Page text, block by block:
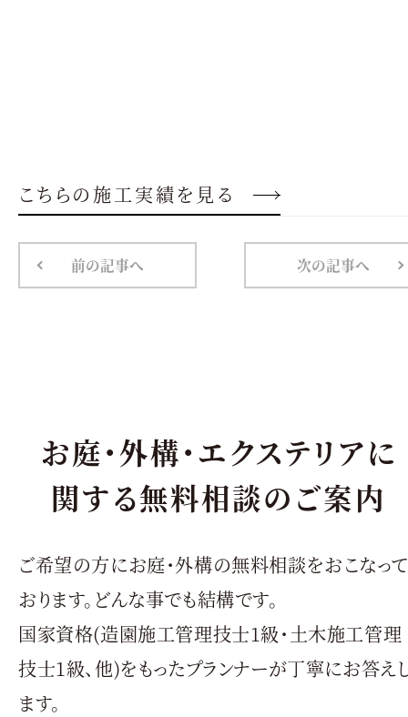
こちらの施工実績を見る
前の記事へ 次の記事へ
お庭・外構・エクステリアに
関する無料相談のご案内
ご希望の方にお庭・外構の無料相談をおこなって
おります。どんな事でも結構です。
国家資格(造園施工管理技士1級・土木施工管理
技士1級、他)をもったプランナーが丁寧にお答え
ます。